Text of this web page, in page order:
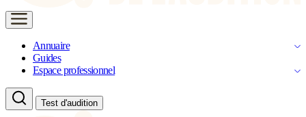
Annuaire
Guides
Espace professionnel
Test d'audition